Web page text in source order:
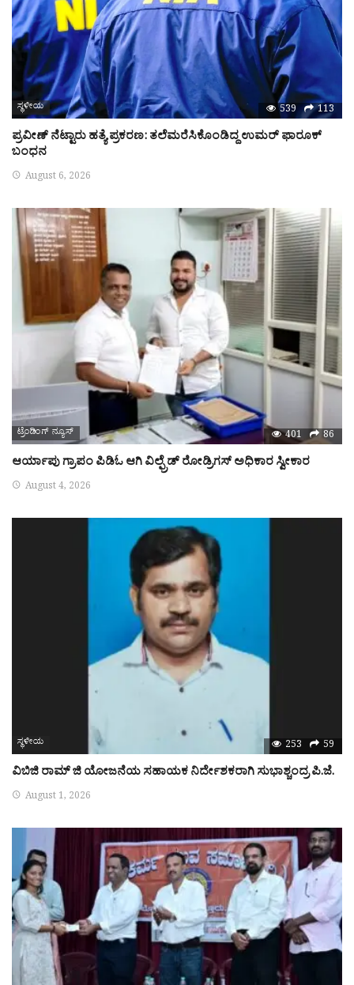
ಸ್ಥಳೀಯ 539 113
ಪ್ರವೀಣ್‌ ನೆಟ್ಟಾರು ಹತ್ಯೆ ಪ್ರಕರಣ: ತಲೆಮರೆಸಿಕೊಂಡಿದ್ದ ಉಮರ್‌ ಫಾರೂಕ್‌
ಬಂಧನ
August 6, 2026
ಟ್ರೆಂಡಿಂಗ್ ನ್ಯೂಸ್ 401 86
ಆರ್ಯಾಪು ಗ್ರಾಪಂ ಪಿಡಿಓ ಆಗಿ ವಿಲ್ಫ್ರೆಡ್ ರೋಡ್ರಿಗಸ್ ಅಧಿಕಾರ ಸ್ವೀಕಾರ
August 4, 2026
ಸ್ಥಳೀಯ 253 59
ವಿಬಿಜಿ ರಾಮ್ ಜಿ ಯೋಜನೆಯ ಸಹಾಯಕ ನಿರ್ದೇಶಕರಾಗಿ ಸುಭಾಶ್ಚಂದ್ರ ಪಿ.ಜೆ.
August 1, 2026